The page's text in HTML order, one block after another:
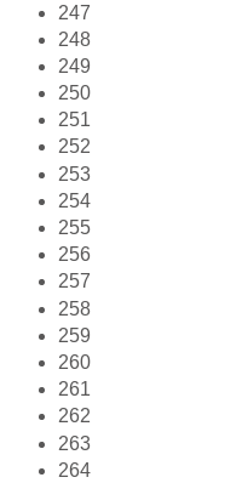
247
248
249
250
251
252
253
254
255
256
257
258
259
260
261
262
263
264